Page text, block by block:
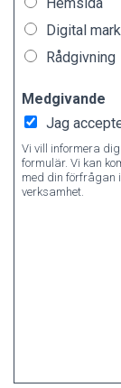
Hemsida
Digital
Rådgivning
Medgivande
Jag
Vi vill informera
formulär. Vi kan
med din förfrågan
verksamhet.